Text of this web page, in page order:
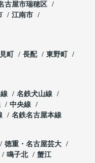
古屋市瑞穂区
江南市
町 長配
東野町
名鉄犬山線
中央線
名鉄名古屋本線
徳重・名古屋芸大
鳴子北 蟹江